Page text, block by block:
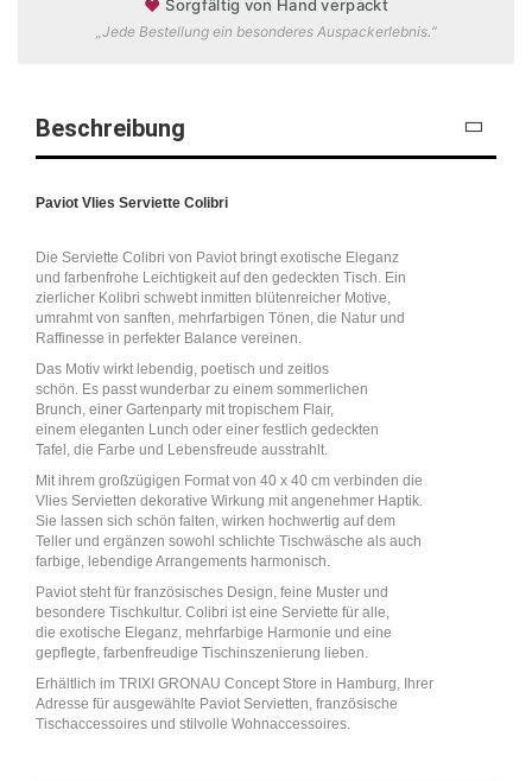
♥ Sorgfältig von Hand verpackt
„Jede Bestellung ein besonderes Auspackerlebnis.“
Beschreibung
Paviot Vlies Serviette Colibri
Die Serviette Colibri von Paviot bringt exotische Eleganz
und farbenfrohe Leichtigkeit auf den gedeckten Tisch. Ein
zierlicher Kolibri schwebt inmitten blütenreicher Motive,
umrahmt von sanften, mehrfarbigen Tönen, die Natur und
Raffinesse in perfekter Balance vereinen.
Das Motiv wirkt lebendig, poetisch und zeitlos
schön. Es passt wunderbar zu einem sommerlichen
Brunch, einer Gartenparty mit tropischem Flair,
einem eleganten Lunch oder einer festlich gedeckten
Tafel, die Farbe und Lebensfreude ausstrahlt.
Mit ihrem großzügigen Format von 40 x 40 cm verbinden die
Vlies Servietten dekorative Wirkung mit angenehmer Haptik.
Sie lassen sich schön falten, wirken hochwertig auf dem
Teller und ergänzen sowohl schlichte Tischwäsche als auch
farbige, lebendige Arrangements harmonisch.
Paviot steht für französisches Design, feine Muster und
besondere Tischkultur. Colibri ist eine Serviette für alle,
die exotische Eleganz, mehrfarbige Harmonie und eine
gepflegte, farbenfreudige Tischinszenierung lieben.
Erhältlich im TRIXI GRONAU Concept Store in Hamburg, Ihrer
Adresse für ausgewählte Paviot Servietten, französische
Tischaccessoires und stilvolle Wohnaccessoires.